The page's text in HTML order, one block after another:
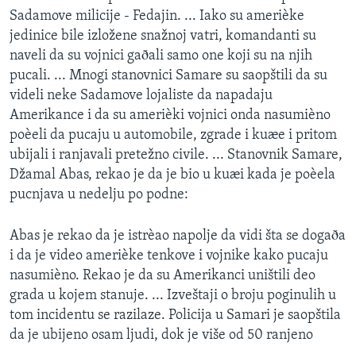
Sadamove milicije - Fedajin. ... Iako su amerièke
jedinice bile izložene snažnoj vatri, komandanti su
naveli da su vojnici gaðali samo one koji su na njih
pucali. ... Mnogi stanovnici Samare su saopštili da su
videli neke Sadamove lojaliste da napadaju
Amerikance i da su amerièki vojnici onda nasumièno
poèeli da pucaju u automobile, zgrade i kuæe i pritom
ubijali i ranjavali pretežno civile. ... Stanovnik Samare,
Džamal Abas, rekao je da je bio u kuæi kada je poèela
pucnjava u nedelju po podne:
Abas je rekao da je istrèao napolje da vidi šta se dogaða
i da je video amerièke tenkove i vojnike kako pucaju
nasumièno. Rekao je da su Amerikanci uništili deo
grada u kojem stanuje. ... Izveštaji o broju poginulih u
tom incidentu se razilaze. Policija u Samari je saopštila
da je ubijeno osam ljudi, dok je više od 50 ranjeno